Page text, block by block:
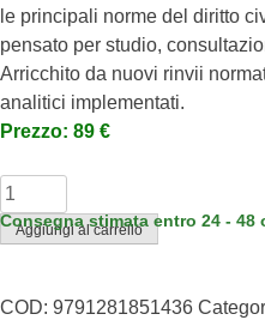
le principali norme del diritto
pensato per studio,
Arricchito da nuovi rinvii
analitici implementati.
Prezzo: 89 €
MAURIZIO
SANTISE
-
Civile
Aggiungi al carrello
Consegna stimata entro 24 - 48
COD: 9791281851436